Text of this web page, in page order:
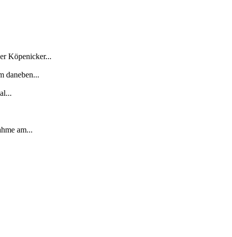
Köpenicker...
daneben...
am...